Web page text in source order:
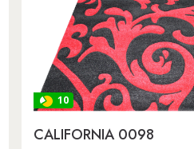
10
CALIFORNIA 0098